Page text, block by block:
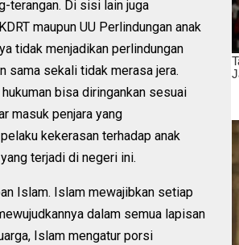
terangan. Di sisi lain juga
maupun UU Perlindungan anak
tidak menjadikan perlindungan
sama sekali tidak merasa jera.
bisa diringankan sesuai
masuk penjara yang
kekerasan terhadap anak
terjadi di negeri ini.
Islam. Islam mewajibkan setiap
dalam semua lapisan
Islam mengatur porsi